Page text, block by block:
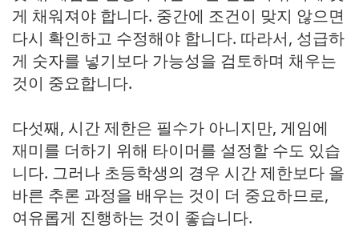
게 채워져야 합니다. 중간에 조건이 맞지 않으면
다시 확인하고 수정해야 합니다. 따라서, 성급하
게 숫자를 넣기보다 가능성을 검토하며 채우는
것이 중요합니다.
다섯째, 시간 제한은 필수가 아니지만, 게임에
재미를 더하기 위해 타이머를 설정할 수도 있습
니다. 그러나 초등학생의 경우 시간 제한보다 올
바른 추론 과정을 배우는 것이 더 중요하므로,
여유롭게 진행하는 것이 좋습니다.